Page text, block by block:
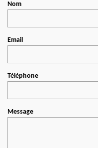
Nom
Email
Téléphone
Message